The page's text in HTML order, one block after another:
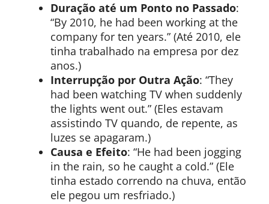
Duração até um Ponto no Passado:
“By 2010, he had been working at the
company for ten years.” (Até 2010, ele
tinha trabalhado na empresa por dez
anos.)
Interrupção por Outra Ação: “They
had been watching TV when suddenly
the lights went out.” (Eles estavam
assistindo TV quando, de repente, as
luzes se apagaram.)
Causa e Efeito: “He had been jogging
in the rain, so he caught a cold.” (Ele
tinha estado correndo na chuva, então
ele pegou um resfriado.)